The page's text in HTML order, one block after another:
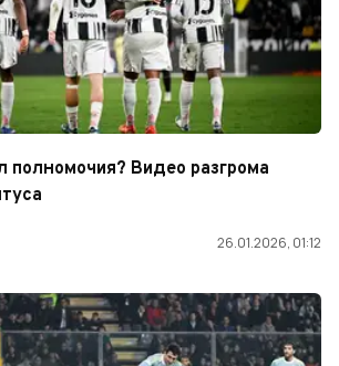
полномочия? Видео разгрома
26.01.2026, 01:12